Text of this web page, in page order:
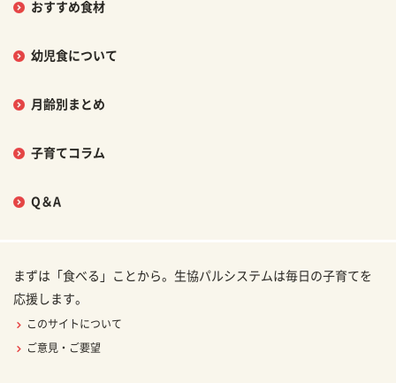
おすすめ食材
幼児食について
月齢別まとめ
子育てコラム
Q＆A
まずは「食べる」ことから。生協パルシステムは毎日の子育てを
応援します。
このサイトについて
ご意見・ご要望